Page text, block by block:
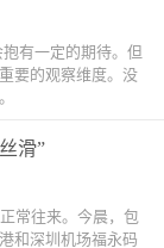
有一定的期待。但
要的观察维度。没
滑”
常往来。今晨，包
和深圳机场福永码